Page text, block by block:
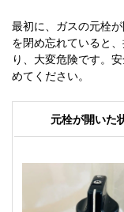
最初に、ガスの元栓
を閉め忘れていると
り、大変危険です。
めてください。
元栓が開いた